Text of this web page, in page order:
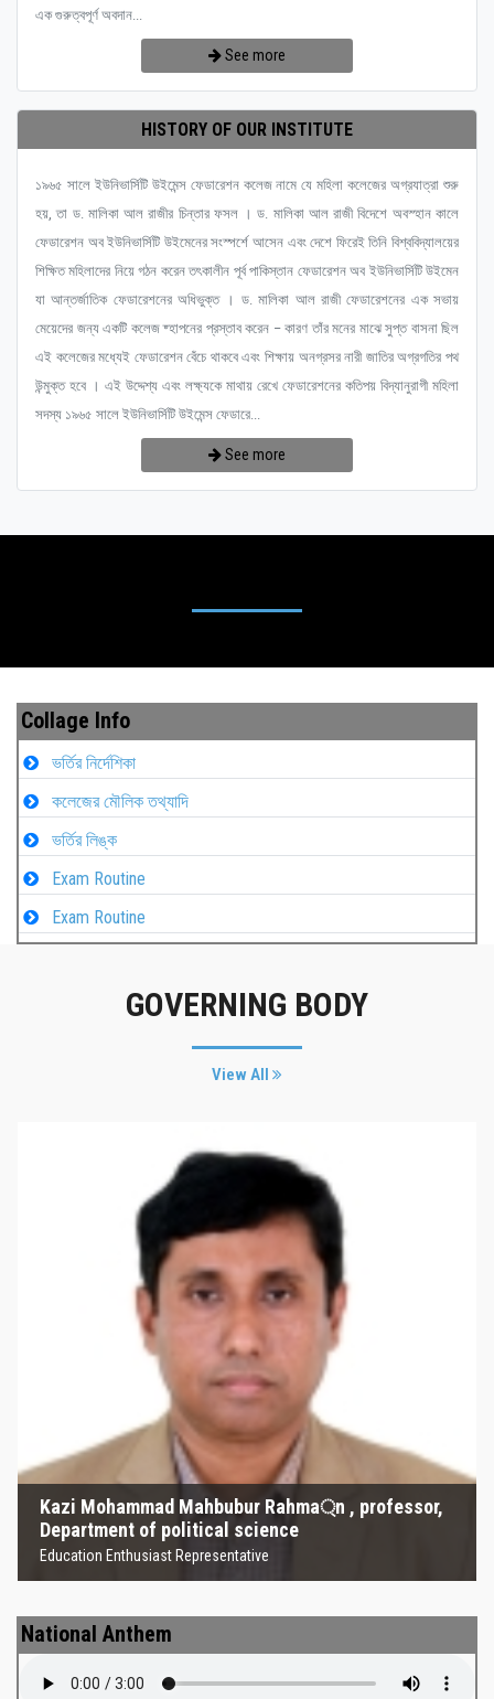
এক গুরুত্বপূর্ণ অবদান...
See more
HISTORY OF OUR INSTITUTE
১৯৬৫ সালে ইউনিভার্সিটি উইমেন্স ফেডারেশন কলেজ নামে যে মহিলা কলেজের অগ্রযাত্রা শুরু
হয়, তা ড. মালিকা আল রাজীর চিন্তার ফসল । ড. মালিকা আল রাজী বিদেশে অবস্হান কালে
ফেডারেশন অব ইউনিভার্সিটি উইমেনের সংস্পর্শে আসেন এবং দেশে ফিরেই তিনি বিশ্ববিদ্যালয়ের
শিক্ষিত মহিলাদের নিয়ে গঠন করেন তৎকালীন পূর্ব পাকিস্তান ফেডারেশন অব ইউনিভার্সিটি উইমেন
যা আন্তর্জাতিক ফেডারেশনের অধিভুক্ত । ড. মালিকা আল রাজী ফেডারেশনের এক সভায়
মেয়েদের জন্য একটি কলেজ ষ্হাপনের প্রস্তাব করেন – কারণ তাঁর মনের মাঝে সুপ্ত বাসনা ছিল
এই কলেজের মধ্যেই ফেডারেশন বেঁচে থাকবে এবং শিক্ষায় অনগ্রসর নারী জাতির অগ্রগতির পথ
উন্মুক্ত হবে । এই উদ্দেশ্য এবং লক্ষ্যকে মাথায় রেখে ফেডারেশনের কতিপয় বিদ্যানুরাগী মহিলা
সদস্য ১৯৬৫ সালে ইউনিভার্সিটি উইমেন্স ফেডারে...
See more
Collage Info
ভর্তির নির্দেশিকা
কলেজের মৌলিক তথ্যাদি
ভর্তির লিঙ্ক
Exam Routine
Exam Routine
GOVERNING BODY
View All
Kazi Mohammad Mahbubur Rahma্‌n , professor,
Department of political science
Education Enthusiast Representative
Kazi Mohammad Mahbubur
Rahma্‌n , professor, Department
of political science
Education Enthusiast Representative
National Anthem